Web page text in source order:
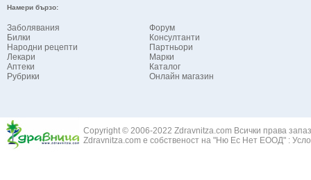
Намери бързо:
Заболявания
Билки
Народни рецепти
Лекари
Аптеки
Рубрики
Форум
Консултанти
Партньори
Марки
Каталог
Онлайн магазин
Copyright © 2006-2022 Zdravnitza.com Всички права
Zdravnitza.com е собственост на "Ню Ес Нет ЕООД" :